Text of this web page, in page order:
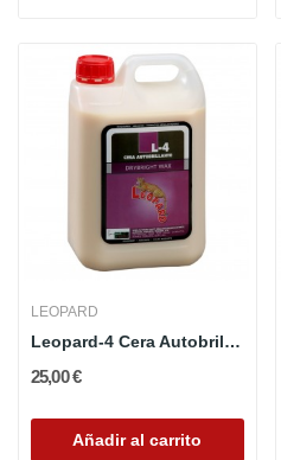
LEOPARD
Leopard-4 Cera Autobrillante
25,00 €
Añadir al carrito